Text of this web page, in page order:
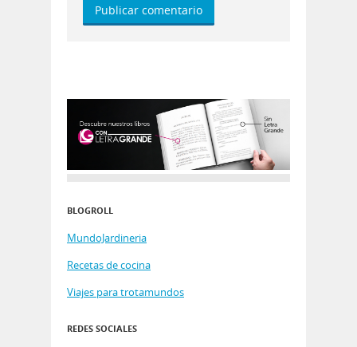
BLOGROLL
MundoJardineria
Recetas de cocina
Viajes para trotamundos
REDES SOCIALES